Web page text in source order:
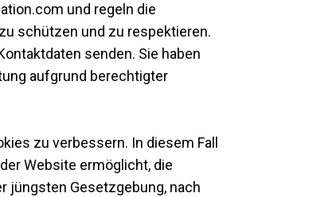
und regeln die
schützen und zu respektieren.
senden. Sie haben
aufgrund berechtigter
zu verbessern. In diesem Fall
Website ermöglicht, die
jüngsten Gesetzgebung, nach